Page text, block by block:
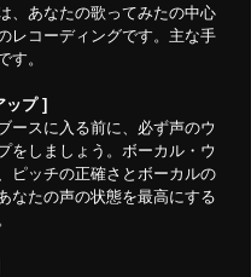
、あなたの歌ってみたの中心
レコーディングです。主な手
す。
ップ ]
ースに入る前に、必ず声のウ
をしましょう。ボーカル・ウ
ピッチの正確さとボーカルの
なたの声の状態を最高にする